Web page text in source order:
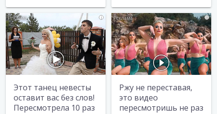
i
Этот танец невесты
оставит вас без слов!
Пересмотрела 10 раз
i
Ржу не переставая,
это видео
пересмотришь не раз